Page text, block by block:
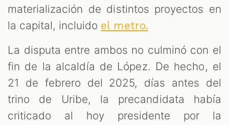
materialización de distintos proyectos en
la capital, incluido el metro.
La disputa entre ambos no culminó con el
fin de la alcaldía de López. De hecho, el
21 de febrero del 2025, días antes del
trino de Uribe, la precandidata había
criticado al hoy presidente por la